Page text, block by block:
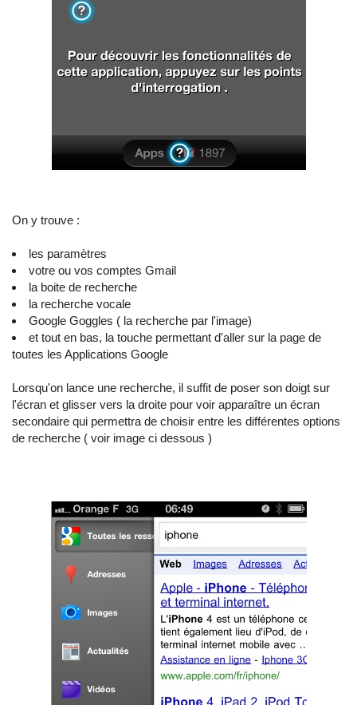
On y trouve :
les paramètres
votre ou vos comptes Gmail
la boite de recherche
la recherche vocale
Google Goggles ( la recherche par l'image)
et tout en bas, la touche permettant d'aller sur la page de
toutes les Applications Google
Lorsqu'on lance une recherche, il suffit de poser son doigt sur
l'écran et glisser vers la droite pour voir apparaître un écran
secondaire qui permettra de choisir entre les différentes options
de recherche ( voir image ci dessous )